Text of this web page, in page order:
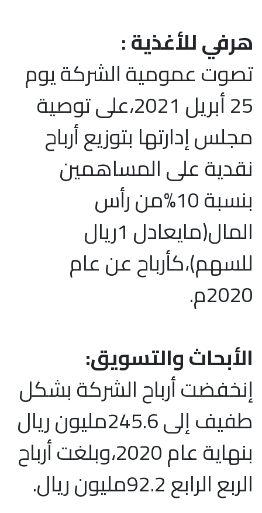
هرفي للأغذية :
تصوت عمومية الشركة يوم
25 أبريل 2021،على توصية
مجلس إدارتها بتوزيع أرباح
نقدية على المساهمين
بنسبة 10%من رأس
المال(مايعادل 1ريال
للسهم)،كأرباح عن عام
2020م.
الأبحاث والتسويق:
إنخفضت أرباح الشركة بشكل
طفيف إلى 245.6مليون ريال
بنهاية عام 2020،وبلغت أرباح
الربع الرابع 92.2مليون ريال.